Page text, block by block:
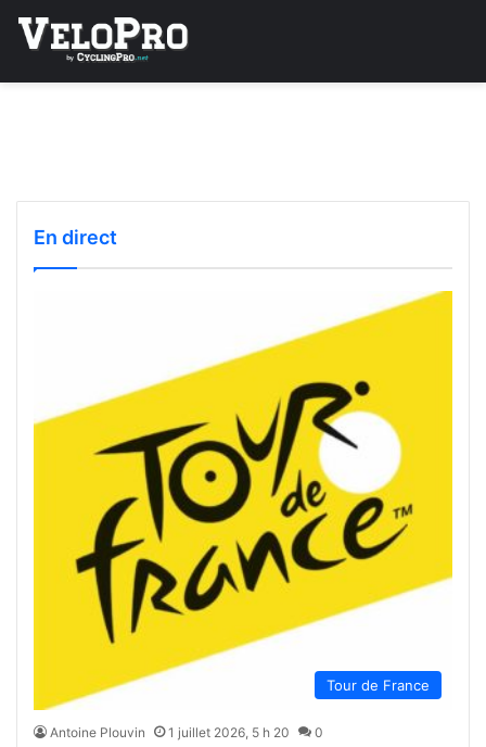
En direct
Tour de France
Antoine Plouvin 1 juillet 2026, 5 h 20 0